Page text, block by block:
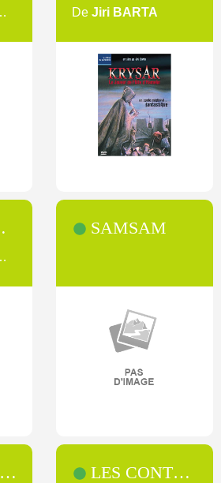
De Jiri BARTA
SAMSAM
LES CONTES DE LA FERME